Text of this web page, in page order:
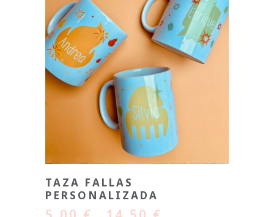
TAZA FALLAS
PERSONALIZADA